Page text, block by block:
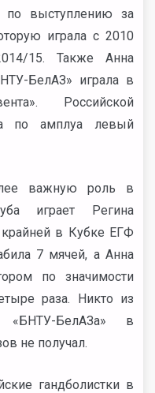
по выступлению за
играла с 2010
15. Также Анна
БелАЗ» играла в
Российской
по амплуа левый
важную роль в
играет Регина
в Кубке ЕГФ
7 мячей, а Анна
по значимости
раза. Никто из
«БНТУ-БелАЗа» в
не получал.
гандболистки в